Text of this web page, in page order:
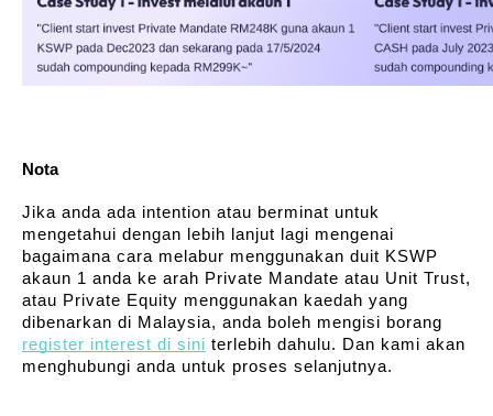
Nota
Jika anda ada intention atau berminat untuk
mengetahui dengan lebih lanjut lagi mengenai
bagaimana cara melabur menggunakan duit KSWP
akaun 1 anda ke arah Private Mandate atau Unit Trust,
atau Private Equity menggunakan kaedah yang
register interest di sini terlebih dahulu. Dan kami akan
menghubungi anda untuk proses selanjutnya.